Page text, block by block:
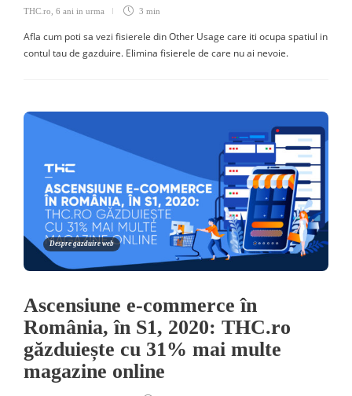
THC.ro 6 ani in urma 3 min
Afla cum poti sa vezi fisierele din Other Usage care iti ocupa spatiul in
contul tau de gazduire. Elimina fisierele de care nu ai nevoie.
Despre gazduire web
Ascensiune e-commerce în
România, în S1, 2020: THC.ro
găzduiește cu 31% mai multe
magazine online